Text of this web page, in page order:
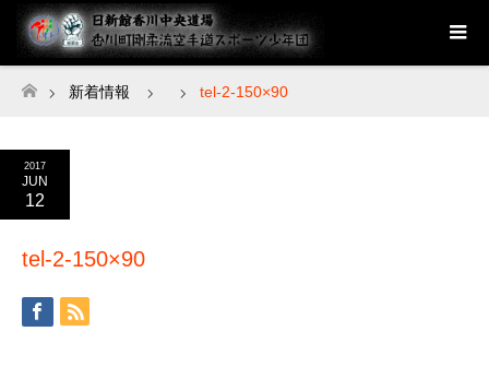
ホーム
新着情報 tel-2-150×90
2017
JUN
12
tel-2-150×90